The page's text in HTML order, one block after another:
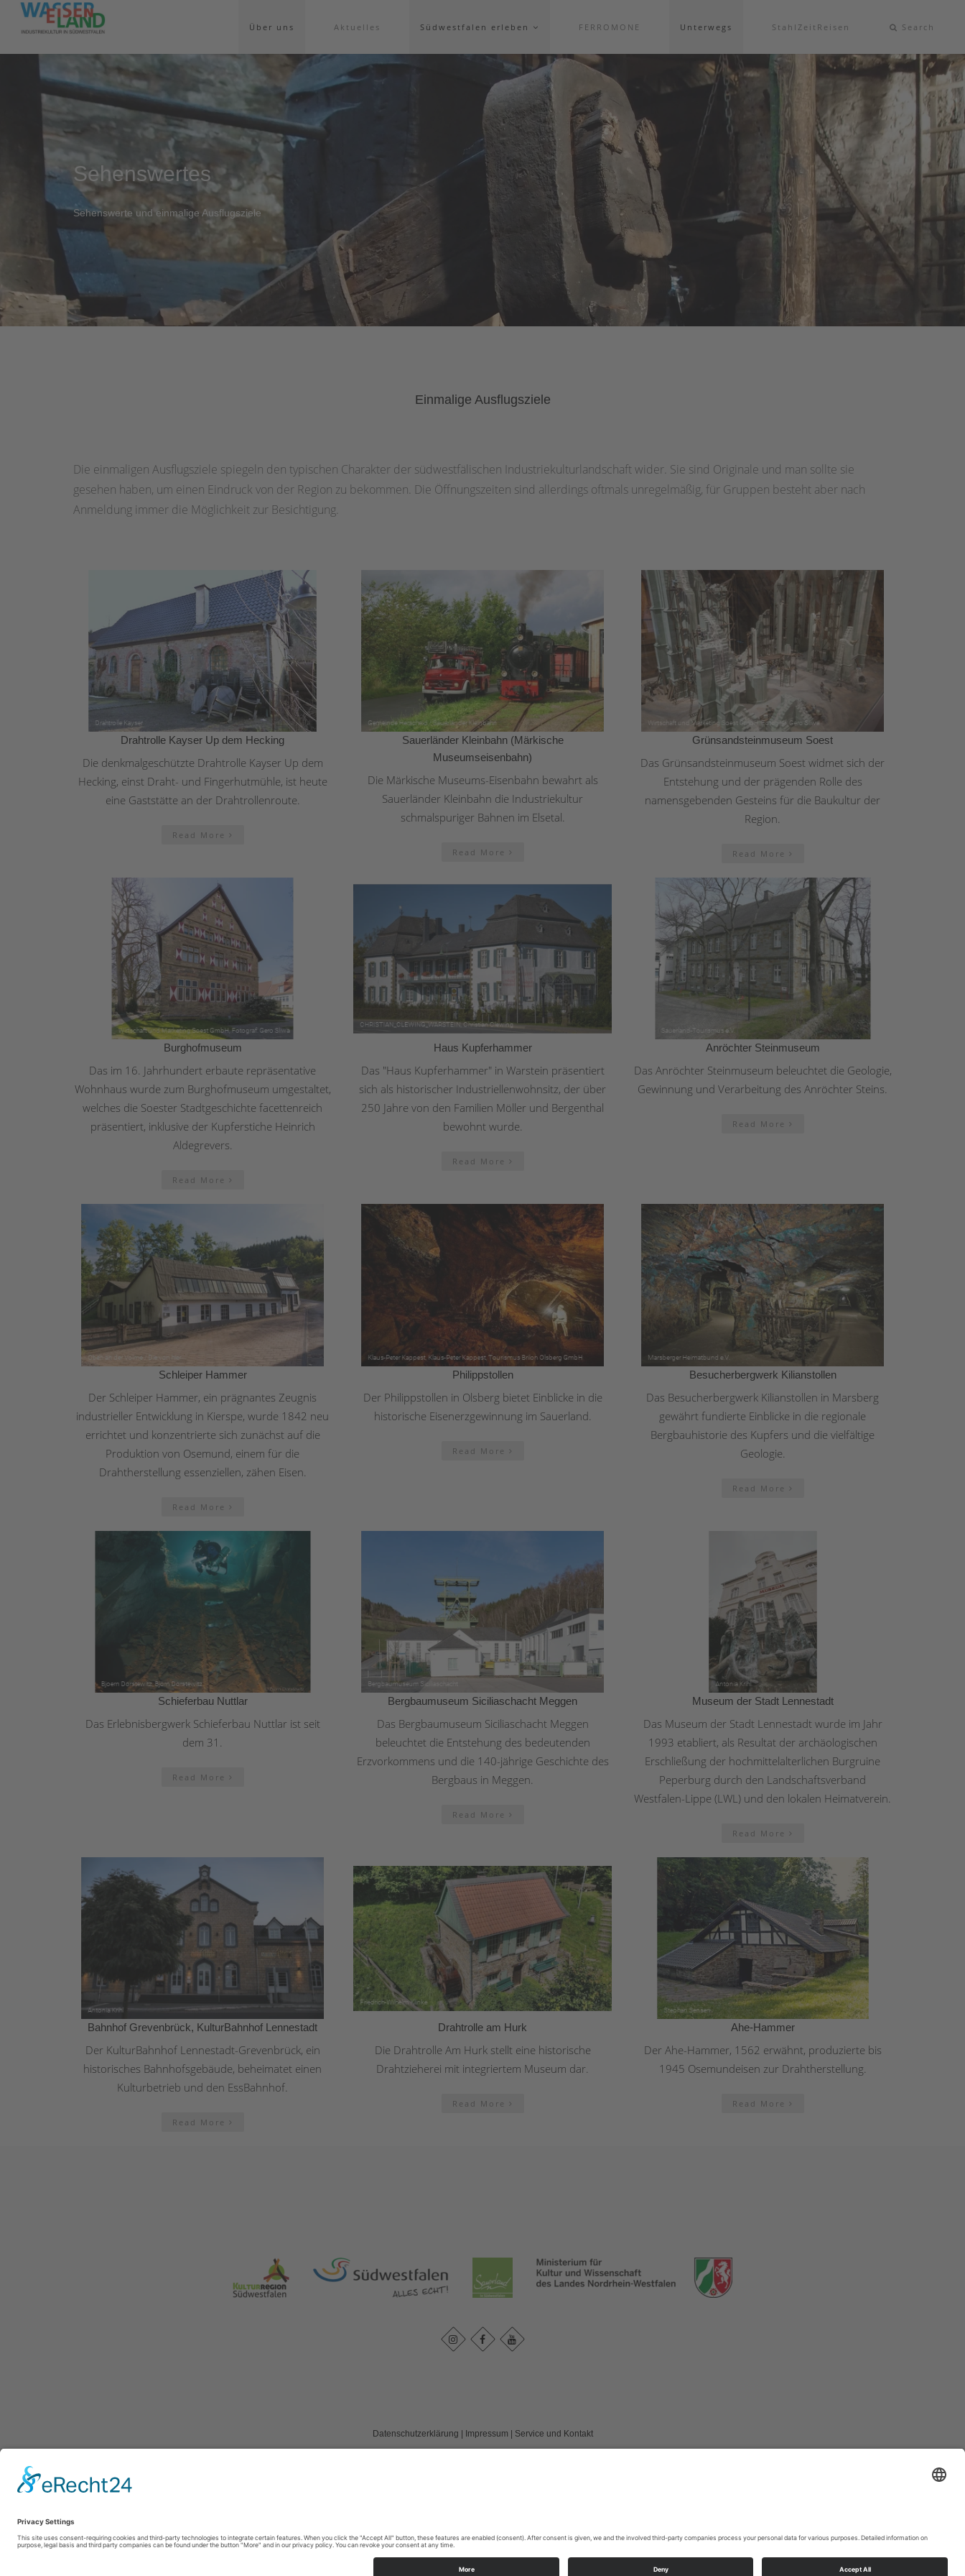
Über uns Aktuelles Südwestfalen erleben FERROMONE Unterwegs StahlZeitReisen Search
Sehenswertes
Sehenswerte und einmalige Ausflugsziele
Einmalige Ausflugsziele
Die einmaligen Ausflugsziele spiegeln den typischen Charakter der südwestfälischen Industriekulturlandschaft wider. Sie sind Originale und man sollte sie
gesehen haben, um einen Eindruck von der Region zu bekommen. Die Öffnungszeiten sind allerdings oftmals unregelmäßig, für Gruppen besteht aber nach
Anmeldung immer die Möglichkeit zur Besichtigung.
Drahtrolle Kayser Up dem Hecking
Die denkmalgeschützte Drahtrolle Kayser Up dem
Hecking, einst Draht- und Fingerhutmühle, ist heute
eine Gaststätte an der Drahtrollenroute.
Read More
Sauerländer Kleinbahn (Märkische
Museumseisenbahn)
Die Märkische Museums-Eisenbahn bewahrt als
Sauerländer Kleinbahn die Industriekultur
schmalspuriger Bahnen im Elsetal.
Read More
Grünsandsteinmuseum Soest
Das Grünsandsteinmuseum Soest widmet sich der
Entstehung und der prägenden Rolle des
namensgebenden Gesteins für die Baukultur der
Region.
Read More
Burghofmuseum
Das im 16. Jahrhundert erbaute repräsentative
Wohnhaus wurde zum Burghofmuseum umgestaltet,
welches die Soester Stadtgeschichte facettenreich
präsentiert, inklusive der Kupferstiche Heinrich
Aldegrevers.
Read More
Haus Kupferhammer
Das "Haus Kupferhammer" in Warstein präsentiert
sich als historischer Industriellenwohnsitz, der über
250 Jahre von den Familien Möller und Bergenthal
bewohnt wurde.
Read More
Anröchter Steinmuseum
Das Anröchter Steinmuseum beleuchtet die Geologie,
Gewinnung und Verarbeitung des Anröchter Steins.
Read More
Schleiper Hammer
Der Schleiper Hammer, ein prägnantes Zeugnis
industrieller Entwicklung in Kierspe, wurde 1842 neu
errichtet und konzentrierte sich zunächst auf die
Produktion von Osemund, einem für die
Drahtherstellung essenziellen, zähen Eisen.
Read More
Philippstollen
Der Philippstollen in Olsberg bietet Einblicke in die
historische Eisenerzgewinnung im Sauerland.
Read More
Besucherbergwerk Kilianstollen
Das Besucherbergwerk Kilianstollen in Marsberg
gewährt fundierte Einblicke in die regionale
Bergbauhistorie des Kupfers und die vielfältige
Geologie.
Read More
Schieferbau Nuttlar
Das Erlebnisbergwerk Schieferbau Nuttlar ist seit
dem 31.
Read More
Bergbaumuseum Siciliaschacht Meggen
Das Bergbaumuseum Siciliaschacht Meggen
beleuchtet die Entstehung des bedeutenden
Erzvorkommens und die 140-jährige Geschichte des
Bergbaus in Meggen.
Read More
Museum der Stadt Lennestadt
Das Museum der Stadt Lennestadt wurde im Jahr
1993 etabliert, als Resultat der archäologischen
Erschließung der hochmittelalterlichen Burgruine
Peperburg durch den Landschaftsverband
Westfalen-Lippe (LWL) und den lokalen Heimatverein.
Read More
Bahnhof Grevenbrück, KulturBahnhof Lennestadt
Der KulturBahnhof Lennestadt-Grevenbrück, ein
historisches Bahnhofsgebäude, beheimatet einen
Kulturbetrieb und den EssBahnhof.
Read More
Drahtrolle am Hurk
Die Drahtrolle Am Hurk stellt eine historische
Drahtzieherei mit integriertem Museum dar.
Read More
Ahe-Hammer
Der Ahe-Hammer, 1562 erwähnt, produzierte bis
1945 Osemundeisen zur Drahtherstellung.
Read More
Datenschutzerklärung Impressum Service und Kontakt
Cookie-Einstellungen